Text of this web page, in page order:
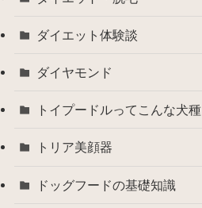
ダイエット体験談
ダイヤモンド
トイプードルってこんな犬種
トリア美顔器
ドッグフードの基礎知識